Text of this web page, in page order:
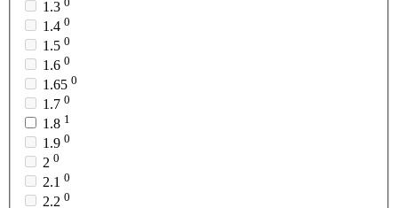
1.3
1.4 0
1.5 0
1.6 0
1.65 0
1.7 0
1.8 1
1.9 0
2 0
2.1 0
2.2 0